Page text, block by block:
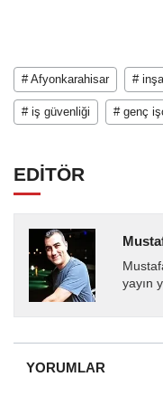
# Afyonkarahisar #
# iş güvenliği # genç
EDİTÖR
yayın
YORUMLAR